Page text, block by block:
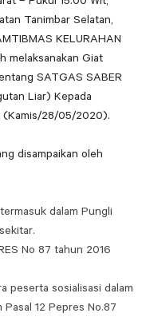
Tanimbar Selatan,
KELURAHAN
melaksanakan Giat
SATGAS SABER
Liar) Kepada
(Kamis/28/05/2020).
disampaikan oleh
dalam Pungli
No 87 tahun 2016
peserta sosialisasi dalam
12 Pepres No.87